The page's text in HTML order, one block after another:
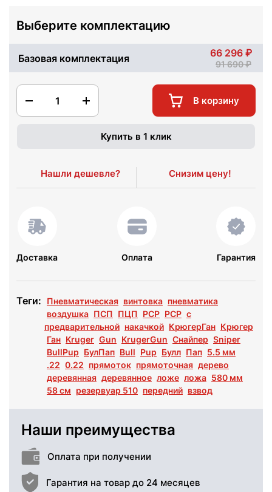
Выберите комплектацию
Базовая комплектация 66 296
91 690
1 В корзину
Купить в 1 клик
Нашли дешевле? Снизим цену!
Доставка Оплата Гарантия
Теги: Пневматическая винтовка пневматика
воздушка ПСП ПЦП РСР PCP с
предварительной накачкой КрюгерГан Крюгер
Ган Kruger Gun KrugerGun Снайпер Sniper
BullPup БулПап Bull Pup Булл Пап 5.5 мм
.22 0.22 прямоток прямоточная дерево
деревянная деревянное ложе ложа 580 мм
58 см резервуар 510 передний взвод
Наши преимущества
Оплата при получении
Гарантия на товар до 24 месяцев